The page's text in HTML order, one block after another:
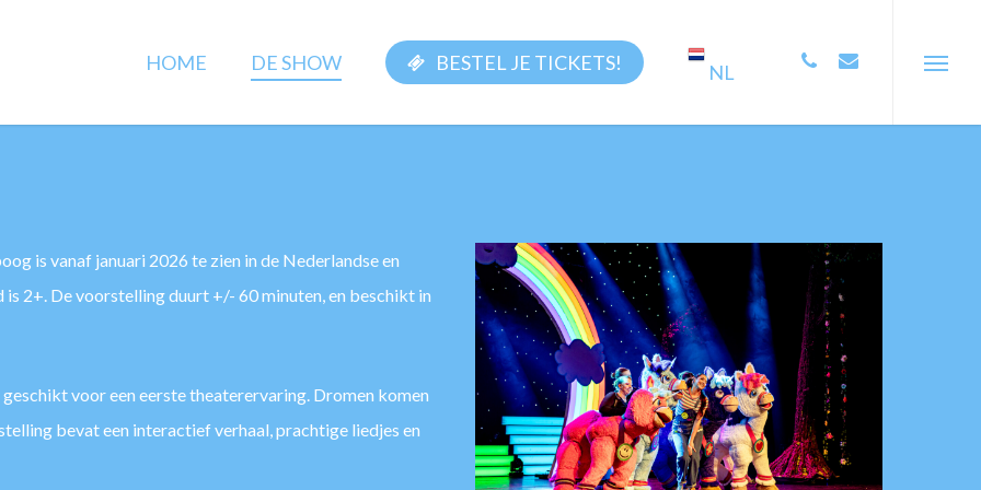
HOME DE SHOW BESTEL JE TICKETS! NL
PHONEEMAIL
Menu
is vanaf januari 2026 te zien in de Nederlandse en
2+. De voorstelling duurt +/- 60 minuten, en beschikt in
voor een eerste theaterervaring. Dromen komen
bevat een interactief verhaal, prachtige liedjes en